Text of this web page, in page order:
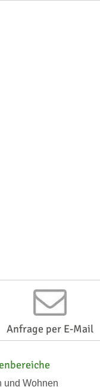
Anfrage per E-Mail
und Wohnen